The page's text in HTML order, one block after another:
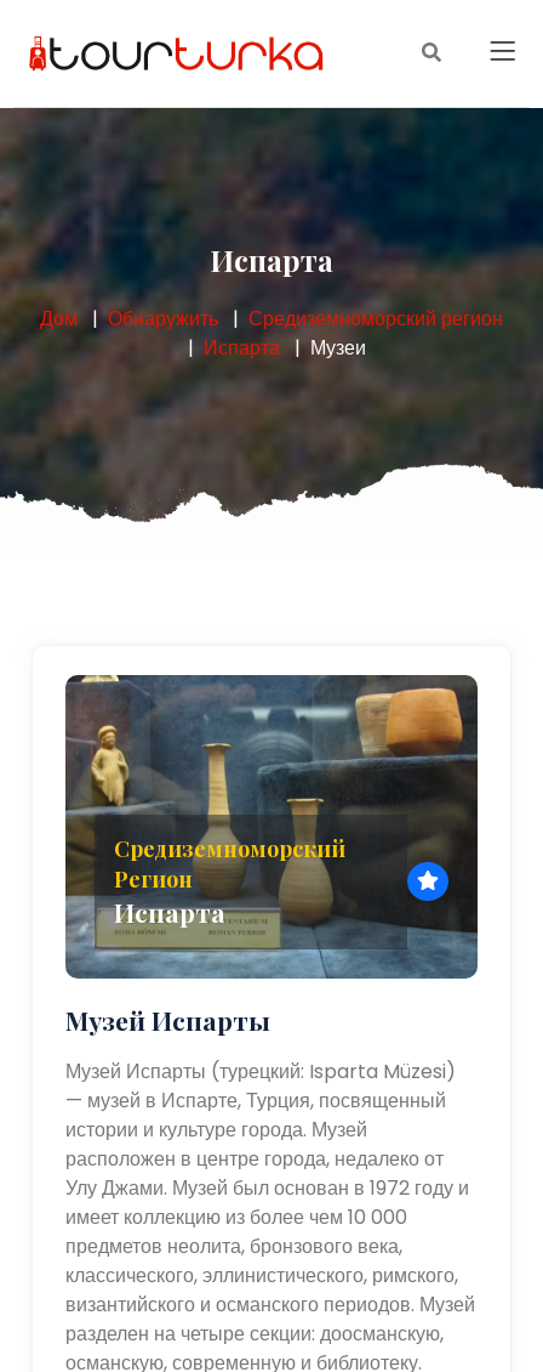
Испарта
Дом Обнаружить
Средиземноморский регион
Испарта
Музеи
Средиземноморский
Регион
Испарта
Музей Испарты
Музей Испарты (турецкий: Isparta Müzesi)
— музей в Испарте, Турция, посвященный
истории и культуре города. Музей
расположен в центре города, недалеко от
Улу Джами. Музей был основан в 1972 году и
имеет коллекцию из более чем 10 000
предметов неолита, бронзового века,
классического, эллинистического, римского,
византийского и османского периодов. Музей
разделен на четыре секции: доосманскую,
османскую, современную и библиотеку.